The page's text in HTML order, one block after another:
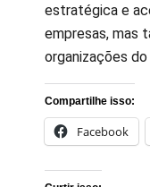
estratégica e
empresas, mas
organizações
Compartilhe isso:
Facebook